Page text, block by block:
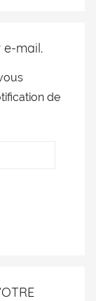
mail.
de